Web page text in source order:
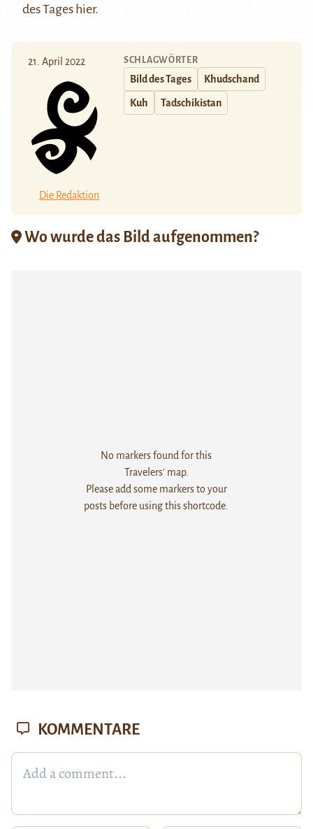
des Tages hier.
21. April 2022
Die Redaktion
SCHLAGWÖRTER
Bild des Tages Khudschand
Kuh Tadschikistan
Wo wurde das Bild aufgenommen?
No markers found for this
Travelers' map.
Please add some markers to your
posts before using this shortcode.
KOMMENTARE